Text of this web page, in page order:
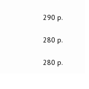
290 р.
280 р.
280 р.